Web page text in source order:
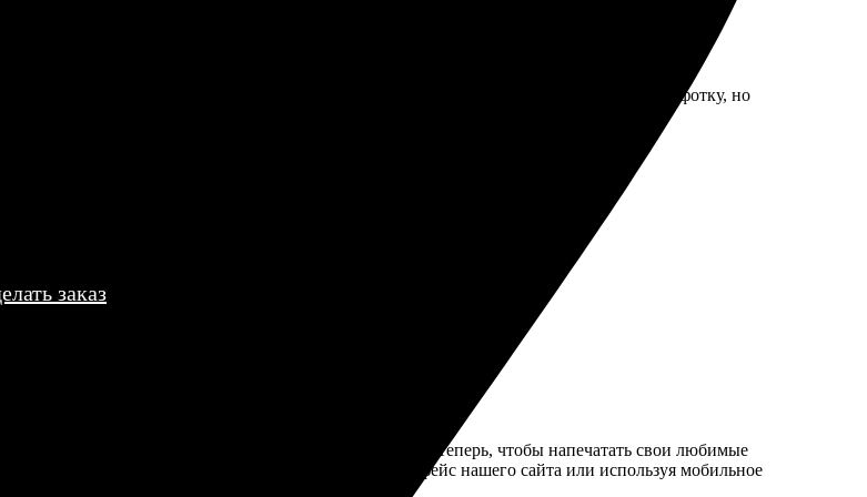
Распечатали и отправили в тот же день. Чуть смутила цена за одну маленькую фотку, но
заказ
фотографий в рамке 30х30 прямо из дома или офиса. Теперь, чтобы напечатать свои любимые
Вы можете сделать заказ через удобный интерфейс нашего сайта или используя мобильное